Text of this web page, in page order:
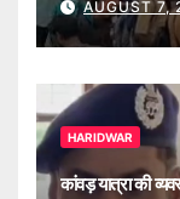
AUGUST 7,
HARIDWAR
कांवड़ यात्रा की